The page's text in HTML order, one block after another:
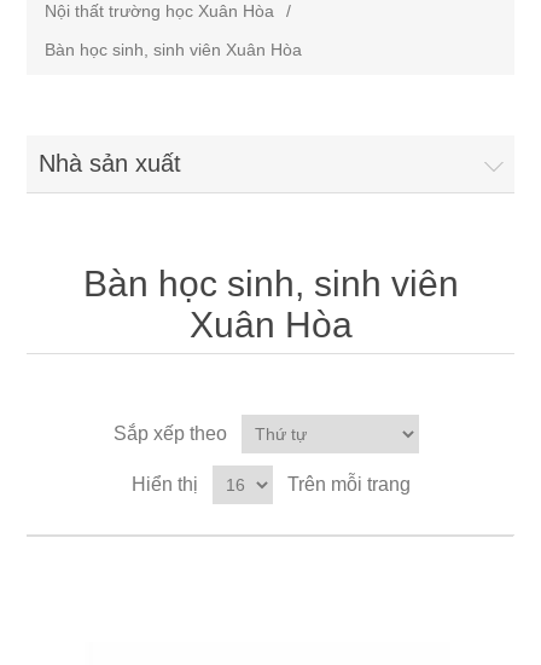
Nội thất trường học Xuân Hòa
/
Bàn học sinh, sinh viên Xuân Hòa
Nhà sản xuất
Bàn học sinh, sinh viên
Xuân Hòa
Sắp xếp theo
Hiển thị Trên mỗi trang